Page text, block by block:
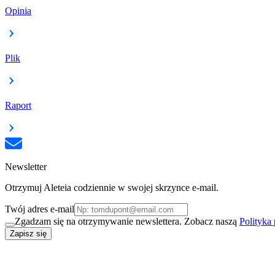
Opinia
Plik
Raport
Newsletter
Otrzymuj Aleteia codziennie w swojej skrzynce e-mail.
Twój adres e-mail
Zgadzam się na otrzymywanie newslettera. Zobacz naszą Polityka
Zapisz się